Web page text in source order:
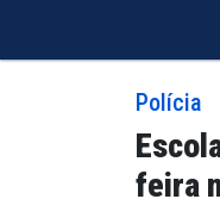
Polícia
feira